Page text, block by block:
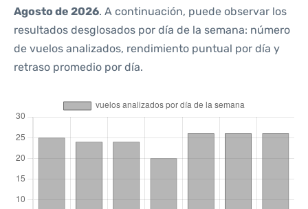
Agosto de 2026. A continuación, puede observar los
resultados desglosados por día de la semana: número
de vuelos analizados, rendimiento puntual por día y
retraso promedio por día.